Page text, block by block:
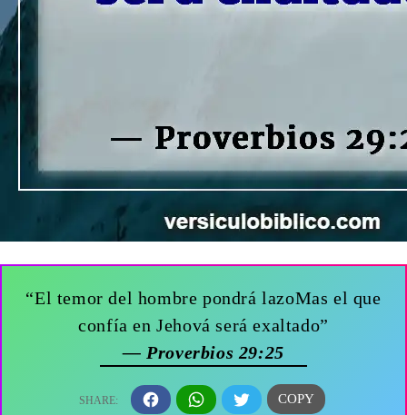
“El temor del hombre pondrá lazoMas el que
confía en Jehová será exaltado”
— Proverbios 29:25